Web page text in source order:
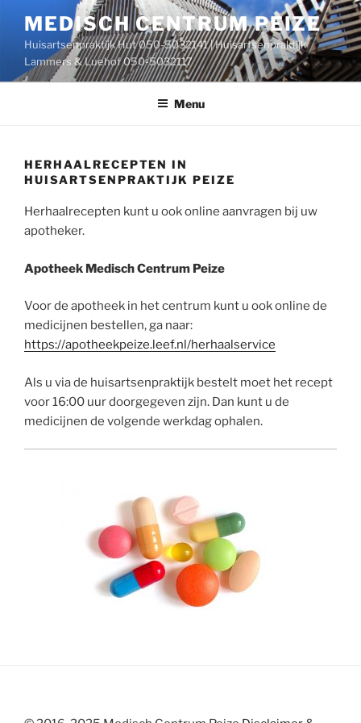
inhoud
MEDISCH CENTRUM PEIZE
Huisartsenpraktijk Hut 050-5032141 | Huisartsenpraktijk
Lammers & Luehof 050-5032117
Menu
HERHAALRECEPTEN IN
HUISARTSENPRAKTIJK PEIZE
Herhaalrecepten kunt u ook online aanvragen bij uw
apotheker.
Apotheek Medisch Centrum Peize
Voor de apotheek in het centrum kunt u ook online de
medicijnen bestellen, ga naar:
https://apotheekpeize.leef.nl/herhaalservice
Als u via de huisartsenpraktijk bestelt moet het recept
voor 16:00 uur doorgegeven zijn. Dan kunt u de
medicijnen de volgende werkdag ophalen.